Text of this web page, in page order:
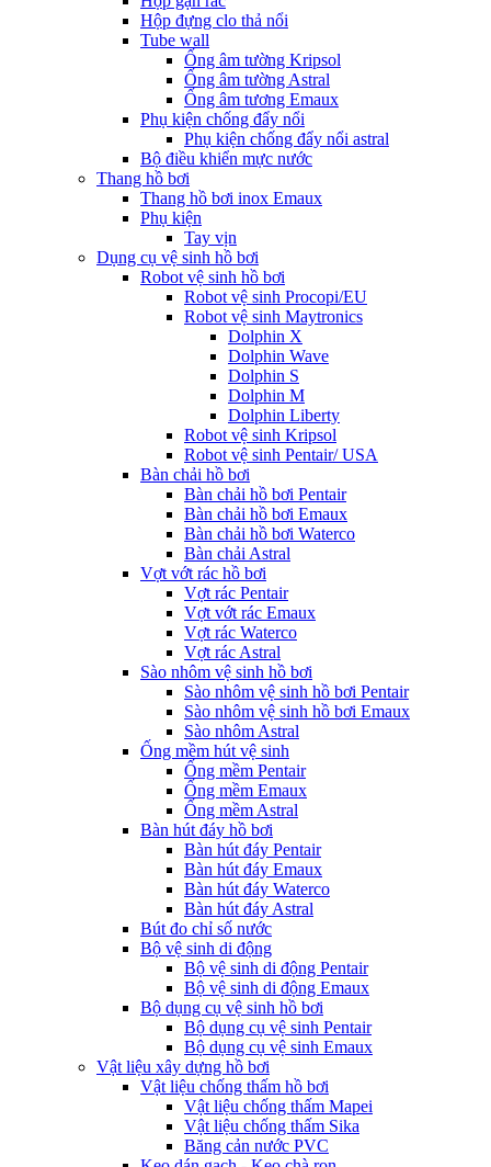
Hộp đựng clo thả nổi
Tube wall
Ống âm tường Kripsol
Ống âm tường Astral
Ống âm tương Emaux
Phụ kiện chống đẩy nổi
Phụ kiện chống đẩy nổi astral
Bộ điều khiển mực nước
Thang hồ bơi
Thang hồ bơi inox Emaux
Phụ kiện
Tay vịn
Dụng cụ vệ sinh hồ bơi
Robot vệ sinh hồ bơi
Robot vệ sinh Procopi/EU
Robot vệ sinh Maytronics
Dolphin X
Dolphin Wave
Dolphin S
Dolphin M
Dolphin Liberty
Robot vệ sinh Kripsol
Robot vệ sinh Pentair/ USA
Bàn chải hồ bơi
Bàn chải hồ bơi Pentair
Bàn chải hồ bơi Emaux
Bàn chải hồ bơi Waterco
Bàn chải Astral
Vợt vớt rác hồ bơi
Vợt rác Pentair
Vợt vớt rác Emaux
Vợt rác Waterco
Vợt rác Astral
Sào nhôm vệ sinh hồ bơi
Sào nhôm vệ sinh hồ bơi Pentair
Sào nhôm vệ sinh hồ bơi Emaux
Sào nhôm Astral
Ống mềm hút vệ sinh
Ống mềm Pentair
Ống mềm Emaux
Ống mềm Astral
Bàn hút đáy hồ bơi
Bàn hút đáy Pentair
Bàn hút đáy Emaux
Bàn hút đáy Waterco
Bàn hút đáy Astral
Bút đo chỉ số nước
Bộ vệ sinh di động
Bộ vệ sinh di động Pentair
Bộ vệ sinh di động Emaux
Bộ dụng cụ vệ sinh hồ bơi
Bộ dụng cụ vệ sinh Pentair
Bộ dụng cụ vệ sinh Emaux
Vật liệu xây dựng hồ bơi
Vật liệu chống thấm hồ bơi
Vật liệu chống thấm Mapei
Vật liệu chống thấm Sika
Băng cản nước PVC